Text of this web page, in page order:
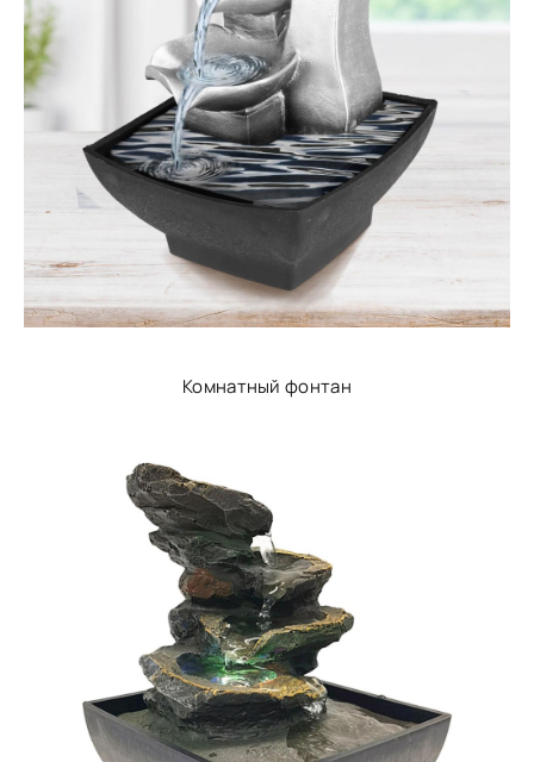
Комнатный фонтан